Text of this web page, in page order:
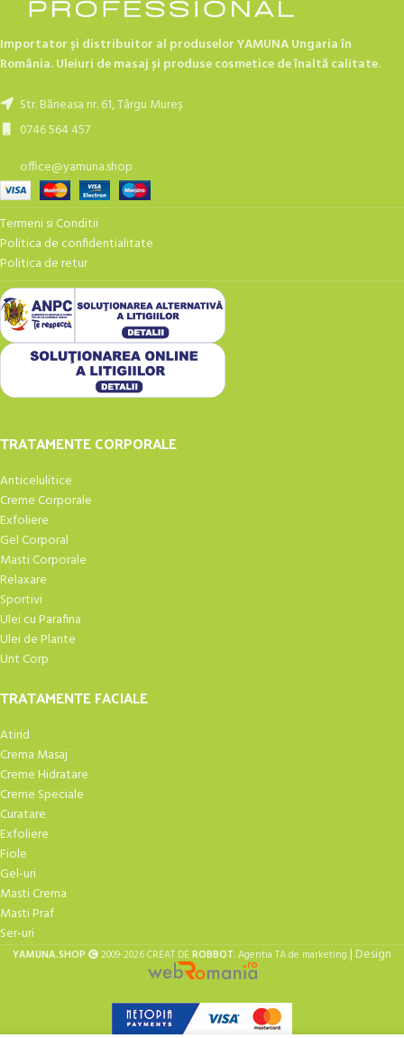
Importator și distribuitor al produselor YAMUNA Ungaria în
România. Uleiuri de masaj și produse cosmetice de înaltă calitate.
Str. Băneasa nr. 61, Târgu Mureș
0746 564 457
office@yamuna.shop
Termeni si Conditii
Politica de confidentialitate
Politica de retur
TRATAMENTE CORPORALE
Anticelulitice
Creme Corporale
Exfoliere
Gel Corporal
Masti Corporale
Relaxare
Sportivi
Ulei cu Parafina
Ulei de Plante
Unt Corp
TRATAMENTE FACIALE
Atirid
Crema Masaj
Creme Hidratare
Creme Speciale
Curatare
Exfoliere
Fiole
Gel-uri
Masti Crema
Masti Praf
Ser-uri
YAMUNA.SHOP 2009-2026 CREAT DEROBBOT. Agentia TA de marketing | Design